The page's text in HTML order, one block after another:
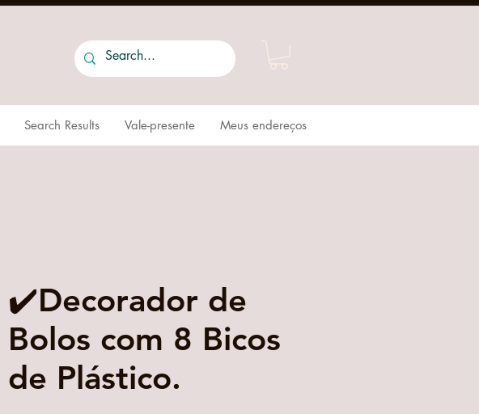
Search Results Vale-presente Meus endereços
✔️Decorador de
Bolos com 8 Bicos
de Plástico.